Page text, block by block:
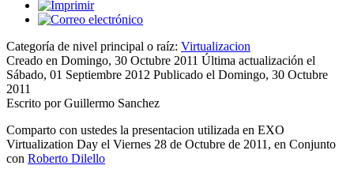
Categoría de nivel principal o raíz: Virtualizacion
Creado en Domingo, 30 Octubre 2011 Última actualización el
Sábado, 01 Septiembre 2012 Publicado el Domingo, 30 Octubre
2011
Escrito por Guillermo Sanchez
Comparto con ustedes la presentacion utilizada en EXO
Virtualization Day el Viernes 28 de Octubre de 2011, en Conjunto
con Roberto Dilello